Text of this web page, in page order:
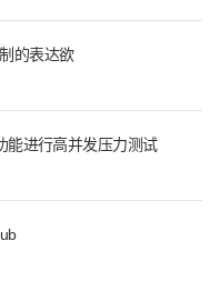
的表达欲
能进行高并发压力测试